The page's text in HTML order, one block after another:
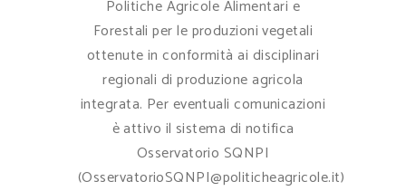
Politiche Agricole Alimentari e
Forestali per le produzioni vegetali
ottenute in conformità ai disciplinari
regionali di produzione agricola
integrata. Per eventuali comunicazioni
è attivo il sistema di notifica
Osservatorio SQNPI
(OsservatorioSQNPI@politicheagricole.it)